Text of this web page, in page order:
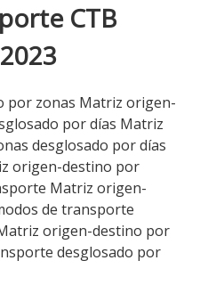
CTB
por zonas Matriz origen-
por días Matriz
desglosado por días
origen-destino por
Matriz origen-
de transporte
origen-destino por
desglosado por